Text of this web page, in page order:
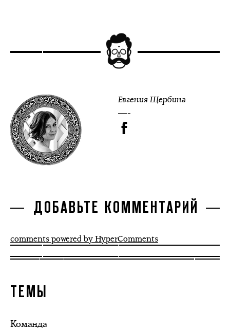
Евгения Щербина
ДОБАВЬТЕ КОММЕНТАРИЙ
comments powered by HyperComments
ТЕМЫ
Команда